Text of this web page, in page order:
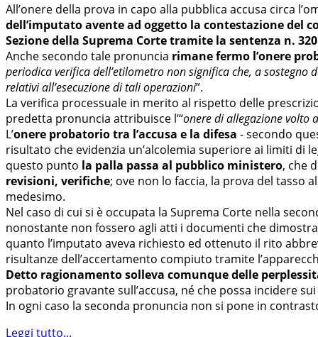
All’onere della prova in capo alla pubblica accusa circa
dell’imputato avente ad oggetto la contestazione del
Sezione della Suprema Corte tramite la sentenza n.
Anche secondo tale pronuncia rimane fermo l’onere
periodica verifica dell’etilometro non significa che, a
relativi all’esecuzione di tali operazioni”.
La verifica processuale in merito al rispetto delle
predetta pronuncia attribuisce l’“onere di allegazione volto
L’onere probatorio tra l’accusa e la difesa - secondo
risultato che evidenzia un’alcolemia superiore ai limiti di
questo punto la palla passa al pubblico ministero, che
revisioni, verifiche; ove non lo faccia, la prova del tasso
medesimo.
Nel caso di cui si è occupata la Suprema Corte nella
nonostante non fossero agli atti i documenti che
quanto l’imputato aveva richiesto ed ottenuto il rito
risultanze dell’accertamento compiuto tramite
Detto ragionamento solleva comunque delle
probatorio gravante sull’accusa, né che possa incidere
In ogni caso la seconda pronuncia non si pone in
Leggi tutto...